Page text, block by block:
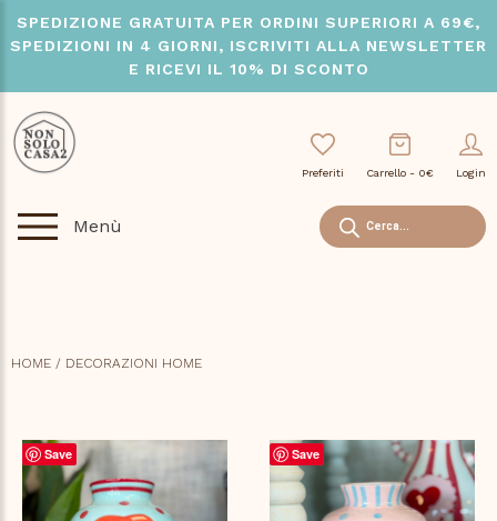
to
SPEDIZIONE GRATUITA PER ORDINI SUPERIORI A 69€,
SPEDIZIONI IN 4 GIORNI, ISCRIVITI ALLA NEWSLETTER
E RICEVI IL 10% DI SCONTO
Preferiti Carrello - 0€ Login
Menù
Ricerca
prodotti
HOME / DECORAZIONI HOME
Save Save